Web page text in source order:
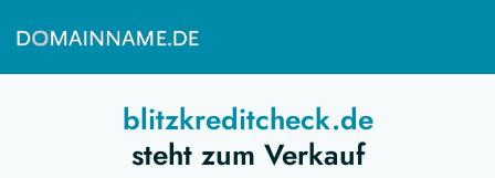
blitzkreditcheck.de
steht zum Verkauf